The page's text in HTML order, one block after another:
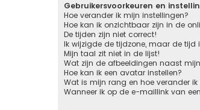
Gebruikersvoorkeuren en
Hoe verander ik mijn instellingen?
Hoe kan ik onzichtbaar zijn in de
De tijden zijn niet correct!
Ik wijzigde de tijdzone, maar de tijd
Mijn taal zit niet in de lijst!
Wat zijn de afbeeldingen naast
Hoe kan ik een avatar instellen?
Wat is mijn rang en hoe verander
Wanneer ik op de e-maillink van